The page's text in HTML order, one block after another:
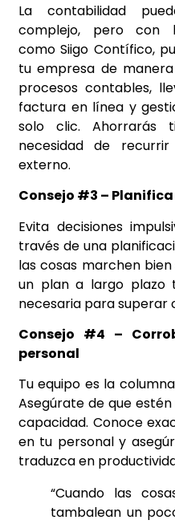
La contabilidad
complejo, pero con
como Siigo Contífico,
tu empresa de
procesos contables,
factura en línea y
solo clic. Ahorrarás
necesidad de
externo.
Consejo #3 –
Evita decisiones
través de una
las cosas marchen
un plan a largo plazo
necesaria para superar
Consejo #4 –
personal
Tu equipo es la
Asegúrate de que
capacidad. Conoce
en tu personal y
traduzca en
“Cuando las
tambalean un